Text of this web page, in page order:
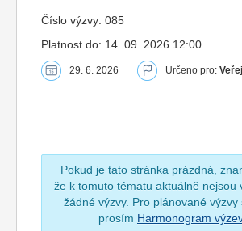
Číslo výzvy: 085
Platnost do: 14. 09. 2026 12:00
29. 6. 2026 Určeno pro:
Pokud je tato stránka prázdná,
že k tomuto tématu aktuálně nejsou
žádné výzvy. Pro plánované výzvy
prosím Harmonogram výzev